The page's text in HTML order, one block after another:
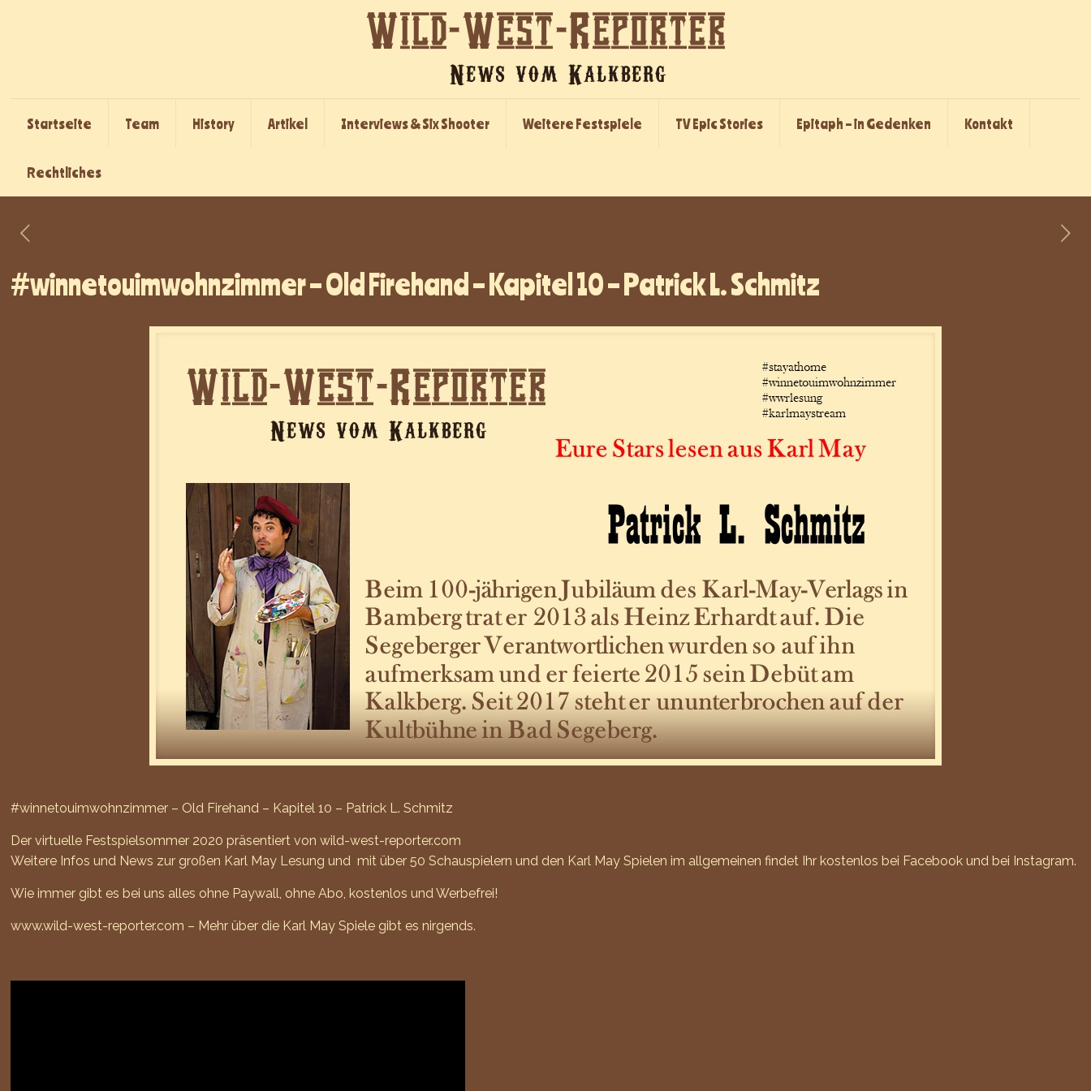
Startseite Team History Artikel Interviews & Six Shooter Weitere Festspiele TV Epic Stories Epitaph – in Gedenken Kontakt
Rechtliches
#winnetouimwohnzimmer – Old Firehand – Kapitel 10 – Patrick L. Schmitz
#winnetouimwohnzimmer – Old Firehand – Kapitel 10 – Patrick L. Schmitz
Der virtuelle Festspielsommer 2020 präsentiert von wild-west-reporter.com
Weitere Infos und News zur großen Karl May Lesung und mit über 50 Schauspielern und den Karl May Spielen im allgemeinen findet Ihr kostenlos bei Facebook und bei Instagram.
Wie immer gibt es bei uns alles ohne Paywall, ohne Abo, kostenlos und Werbefrei!
www.wild-west-reporter.com – Mehr über die Karl May Spiele gibt es nirgends.